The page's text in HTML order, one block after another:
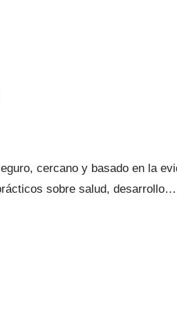
cercano y basado en la
sobre salud, desarrollo…